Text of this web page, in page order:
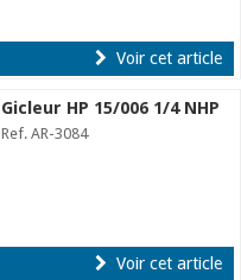
Voir cet article
Gicleur HP 15/006 1/4 NHP
Ref. AR-3084
Voir cet article